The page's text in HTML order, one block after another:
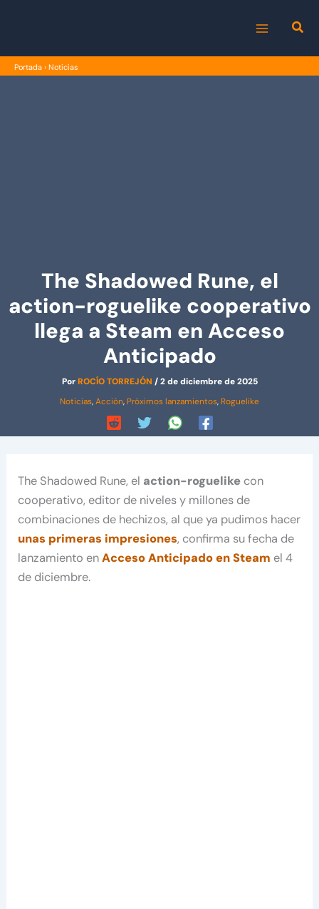
MENU
Portada › Noticias
The Shadowed Rune, el
action-roguelike cooperativo
llega a Steam en Acceso
Anticipado
PorROCÍO TORREJÓN /2 de diciembre de 2025
Noticias,Acción, Próximos lanzamientos, Roguelike
The Shadowed Rune, el action-roguelike con
cooperativo, editor de niveles y millones de
combinaciones de hechizos, al que ya pudimos hacer
unas primeras impresiones, confirma su fecha de
lanzamiento enAcceso Anticipado en Steam el 4
de diciembre.